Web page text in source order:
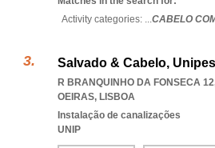
Activity categories: ...CABELO
Salvado & Cabelo,
R BRANQUINHO DA FONSECA
OEIRAS, LISBOA
Instalação de canalizações
UNIP